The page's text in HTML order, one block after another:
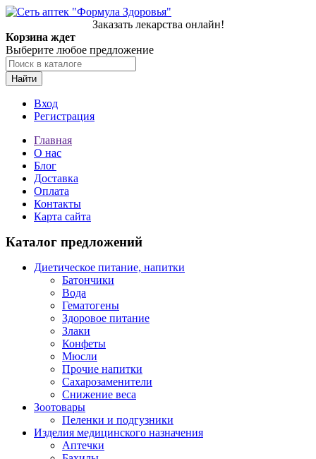
Заказать лекарства онлайн!
Корзина ждет
Выберите любое предложение
Найти
Вход
Регистрация
Главная
О нас
Блог
Доставка
Оплата
Контакты
Карта сайта
Каталог предложений
Диетическое питание, напитки
Батончики
Вода
Гематогены
Здоровое питание
Злаки
Конфеты
Мюсли
Прочие напитки
Сахарозаменители
Снижение веса
Зоотовары
Пеленки и подгузники
Изделия медицинского назначения
Аптечки